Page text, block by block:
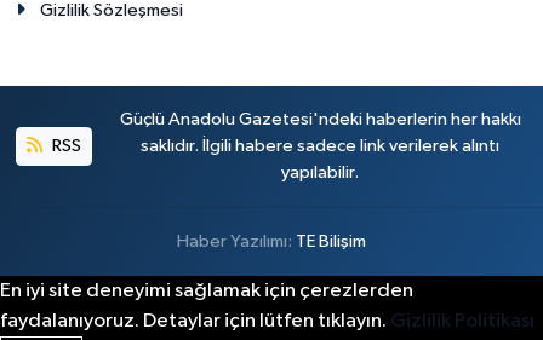
Gizlilik Sözleşmesi
RSS
Güçlü Anadolu Gazetesi'ndeki haberlerin her hakkı
saklıdır. İlgili habere sadece link verilerek alıntı
yapılabilir.
Haber Yazılımı: TE Bilişim
En iyi site deneyimi sağlamak için çerezlerden
faydalanıyoruz. Detaylar için lütfen tıklayın. Gizlilik Politikası